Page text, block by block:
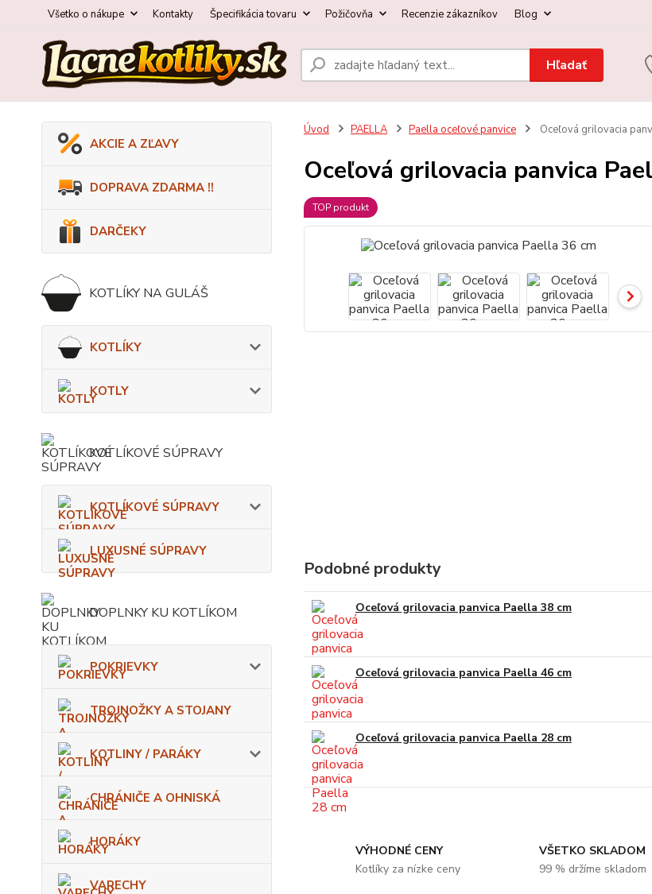
Všetko o nákupe Kontakty Špecifikácia tovaru Požičovňa Recenzie zákazníkov Blog
Hľadať
AKCIE A ZĽAVY
DOPRAVA ZDARMA !!
DARČEKY
KOTLÍKY NA GULÁŠ
KOTLÍKY
KOTLY
KOTLÍKOVÉ SÚPRAVY
KOTLÍKOVÉ SÚPRAVY
LUXUSNÉ SÚPRAVY
DOPLNKY KU KOTLÍKOM
POKRIEVKY
TROJNOŽKY A STOJANY
KOTLINY / PARÁKY
CHRÁNIČE A OHNISKÁ
HORÁKY
VARECHY
Úvod PAELLA Paella oceľové panvice Oceľová grilovacia
Oceľová grilovacia panvica
TOP produkt
Podobné produkty
Oceľová grilovacia panvica Paella 38 cm
Oceľová grilovacia panvica Paella 46 cm
Oceľová grilovacia panvica Paella 28 cm
VÝHODNÉ CENY
Kotlíky za nízke ceny
VŠETKO SKLADOM
99 % držíme skladom